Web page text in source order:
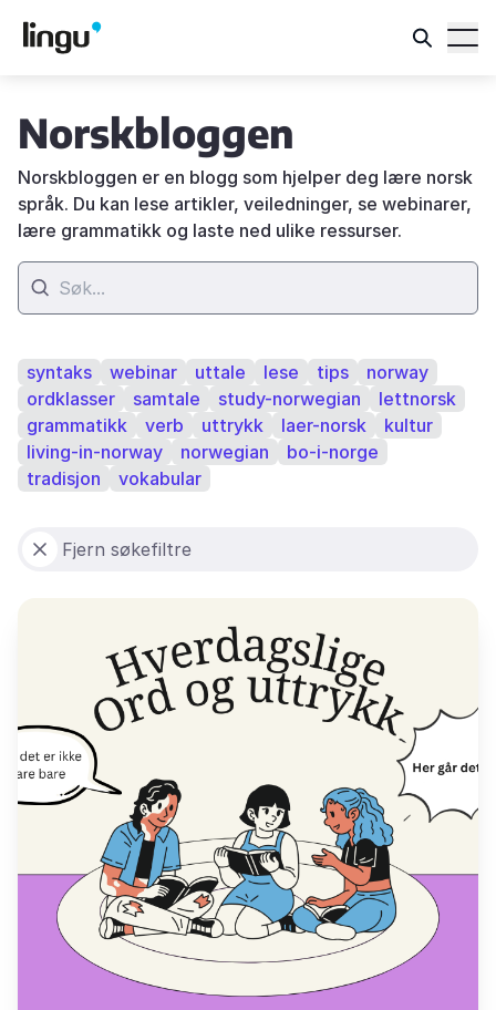
Norskbloggen
Norskbloggen er en blogg som hjelper deg lære norsk
språk. Du kan lese artikler, veiledninger, se webinarer,
lære grammatikk og laste ned ulike ressurser.
syntaks webinar uttale lese tips
norway
ordklasser
samtale study-norwegian
lettnorsk
grammatikk
verb uttrykk laer-norsk
kultur
living-in-norway
norwegian
bo-i-norge
tradisjon
vokabular
Fjern søkefiltre